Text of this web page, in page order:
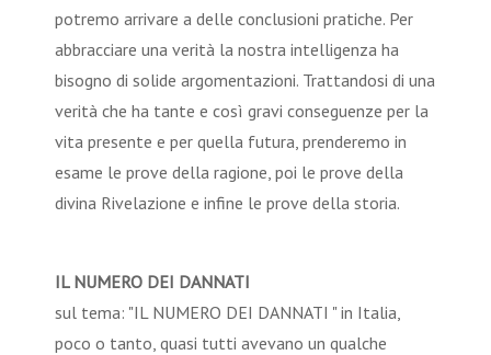
potremo arrivare a delle conclusioni pratiche. Per
abbracciare una verità la nostra intelligenza ha
bisogno di solide argomentazioni. Trattandosi di una
verità che ha tante e così gravi conseguenze per la
vita presente e per quella futura, prenderemo in
esame le prove della ragione, poi le prove della
divina Rivelazione e infine le prove della storia.
IL NUMERO DEI DANNATI
sul tema: "IL NUMERO DEI DANNATI " in Italia,
poco o tanto, quasi tutti avevano un qualche